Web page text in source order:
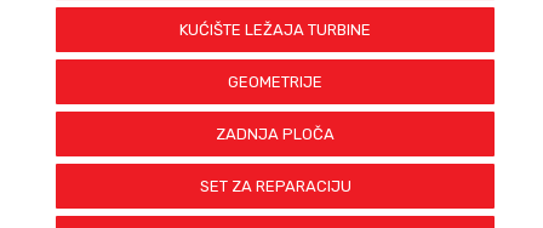
KUĆIŠTE LEŽAJA TURBINE
GEOMETRIJE
ZADNJA PLOČA
SET ZA REPARACIJU